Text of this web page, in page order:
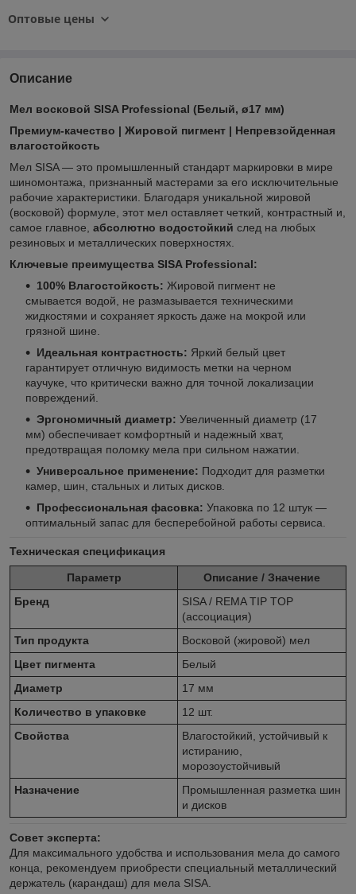
Оптовые цены
Описание
Мел восковой SISA Professional (Белый, ø17 мм)
Премиум-качество | Жировой пигмент | Непревзойденная
влагостойкость
Мел SISA — это промышленный стандарт маркировки в мире
шиномонтажа, признанный мастерами за его исключительные
рабочие характеристики. Благодаря уникальной жировой
(восковой) формуле, этот мел оставляет четкий, контрастный и,
самое главное, абсолютно водостойкий след на любых
резиновых и металлических поверхностях.
Ключевые преимущества SISA Professional:
100% Влагостойкость: Жировой пигмент не
смывается водой, не размазывается техническими
жидкостями и сохраняет яркость даже на мокрой или
грязной шине.
Идеальная контрастность: Яркий белый цвет
гарантирует отличную видимость метки на черном
каучуке, что критически важно для точной локализации
повреждений.
Эргономичный диаметр: Увеличенный диаметр (17
мм) обеспечивает комфортный и надежный хват,
предотвращая поломку мела при сильном нажатии.
Универсальное применение: Подходит для разметки
камер, шин, стальных и литых дисков.
Профессиональная фасовка: Упаковка по 12 штук —
оптимальный запас для бесперебойной работы сервиса.
Техническая спецификация
Параметр
Описание / Значение
Бренд
SISA / REMA TIP TOP
(ассоциация)
Тип продукта
Восковой (жировой) мел
Цвет пигмента
Белый
Диаметр
17 мм
Количество в упаковке
12 шт.
Свойства
Влагостойкий, устойчивый к
истиранию,
морозоустойчивый
Назначение
Промышленная разметка шин
и дисков
Совет эксперта:
Для максимального удобства и использования мела до самого
конца, рекомендуем приобрести специальный металлический
держатель (карандаш) для мела SISA.